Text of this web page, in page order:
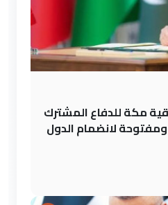
مكة للدفاع المشترك
لانضمام الدول